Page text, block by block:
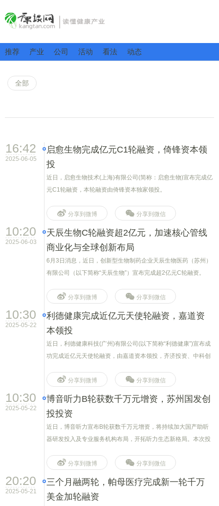
推荐 产业 公司 活动 看法 动态
全部
启愈生物完成亿元C1轮融资，倚锋资本领
投
近日，启愈生物技术(上海)有限公司(简称：启愈生物)宣布完成亿
元C1轮融资，本轮融资由倚锋资本独家领投。
分享到微博 分享到微信
16:42
2025-06-05
天辰生物C轮融资超2亿元，加速核心管线
商业化与全球创新布局
6月3日消息，近日，创新型生物制药企业天辰生物医药（苏州）
有限公司（以下简称“天辰生物”）宣布完成超2亿元C轮融资。
分享到微博 分享到微信
10:20
2025-06-03
利德健康完成近亿元天使轮融资，嘉道资
本领投
近日，利德健康科技(广州)有限公司(以下简称“利德健康”)宣布成
功完成近亿元天使轮融资，由嘉道资本领投，齐济投资、中科创
用于加速技术研发、产品产业化以及市场
分享到微博 分享到微信
10:30
2025-05-22
博音听力B轮获数千万元增资，苏州国发创
投投资
近日，博音听力宣布B轮获数千万元增资，将持续加大国产助听
器研发投入及专业服务机构布局，开拓听力生态新格局。本次投
分享到微博
分享到微信
10:30
2025-05-22
三个月融两轮，帕母医疗完成新一轮千万
美金加轮融资
20:20
2025-05-21